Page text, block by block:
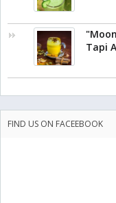
Tapi
FIND US ON FACEEBOOK